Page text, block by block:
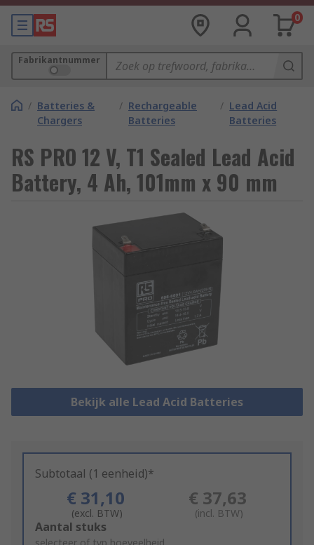
0
Fabrikantnummer
/ Batteries &
Chargers
/ Rechargeable
Batteries
/ Lead Acid
Batteries
RS PRO 12 V, T1 Sealed Lead Acid
Battery, 4 Ah, 101mm x 90 mm
Bekijk alle Lead Acid Batteries
Subtotaal (1 eenheid)*
€ 31,10
(excl. BTW)
€ 37,63
(incl. BTW)
Add
Aantal stuks